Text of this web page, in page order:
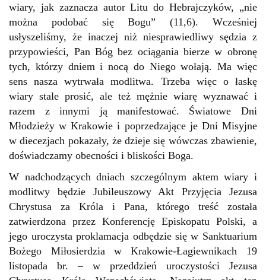
wiary, jak zaznacza autor Litu do Hebrajczyków, „nie
można podobać się Bogu” (11,6). Wcześniej
usłyszeliśmy, że inaczej niż niesprawiedliwy sędzia z
przypowieści, Pan Bóg bez ociągania bierze w obronę
tych, którzy dniem i nocą do Niego wołają. Ma więc
sens nasza wytrwała modlitwa. Trzeba więc o łaskę
wiary stale prosić, ale też mężnie wiarę wyznawać i
razem z innymi ją manifestować. Światowe Dni
Młodzieży w Krakowie i poprzedzające je Dni Misyjne
w diecezjach pokazały, że dzieje się wówczas zbawienie,
doświadczamy obecności i bliskości Boga.
W nadchodzących dniach szczególnym aktem wiary i
modlitwy będzie Jubileuszowy Akt Przyjęcia Jezusa
Chrystusa za Króla i Pana, którego treść została
zatwierdzona przez Konferencję Episkopatu Polski, a
jego uroczysta proklamacja odbędzie się w Sanktuarium
Bożego Miłosierdzia w Krakowie-Łagiewnikach 19
listopada br. – w przeddzień uroczystości Jezusa